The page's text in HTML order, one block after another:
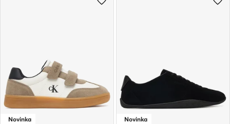
Novinka Novinka